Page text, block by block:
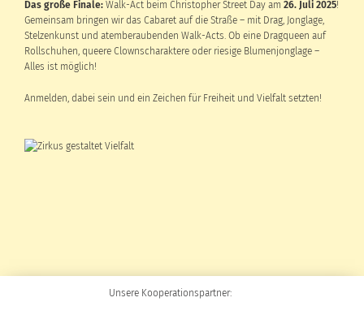
Das große Finale: Walk-Act beim Christopher Street Day am 26. Juli 2025!
Gemeinsam bringen wir das Cabaret auf die Straße – mit Drag, Jonglage,
Stelzenkunst und atemberaubenden Walk-Acts. Ob eine Dragqueen auf
Rollschuhen, queere Clownscharaktere oder riesige Blumenjonglage –
Alles ist möglich!
Anmelden, dabei sein und ein Zeichen für Freiheit und Vielfalt setzten!
Unsere Kooperationspartner: